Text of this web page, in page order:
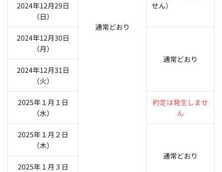
通常どおり
せん）
2024年12月29日
（日）
2024年12月30日
（月）
通常どおり
2024年12月31日
（火）
2025年１月１日
（水）
約定は発生しませ
ん
2025年１月２日
（木）
通常どおり
2025年１月３日